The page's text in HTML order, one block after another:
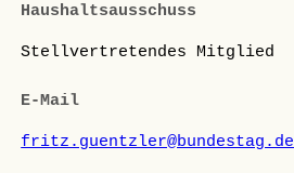
Haushaltsausschuss
Stellvertretendes Mitglied
E-Mail
fritz.guentzler@bundestag.de